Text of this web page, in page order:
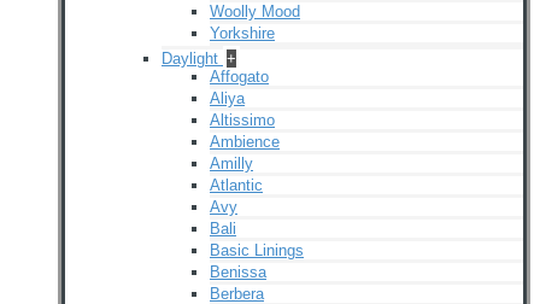
Woolly Mood
Yorkshire
Daylight +
Affogato
Aliya
Altissimo
Ambience
Amilly
Atlantic
Avy
Bali
Basic Linings
Benissa
Berbera